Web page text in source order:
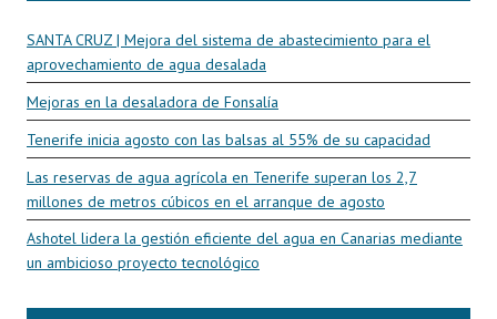
SANTA CRUZ | Mejora del sistema de abastecimiento para el
aprovechamiento de agua desalada
Mejoras en la desaladora de Fonsalía
Tenerife inicia agosto con las balsas al 55% de su capacidad
Las reservas de agua agrícola en Tenerife superan los 2,7
millones de metros cúbicos en el arranque de agosto
Ashotel lidera la gestión eficiente del agua en Canarias mediante
un ambicioso proyecto tecnológico